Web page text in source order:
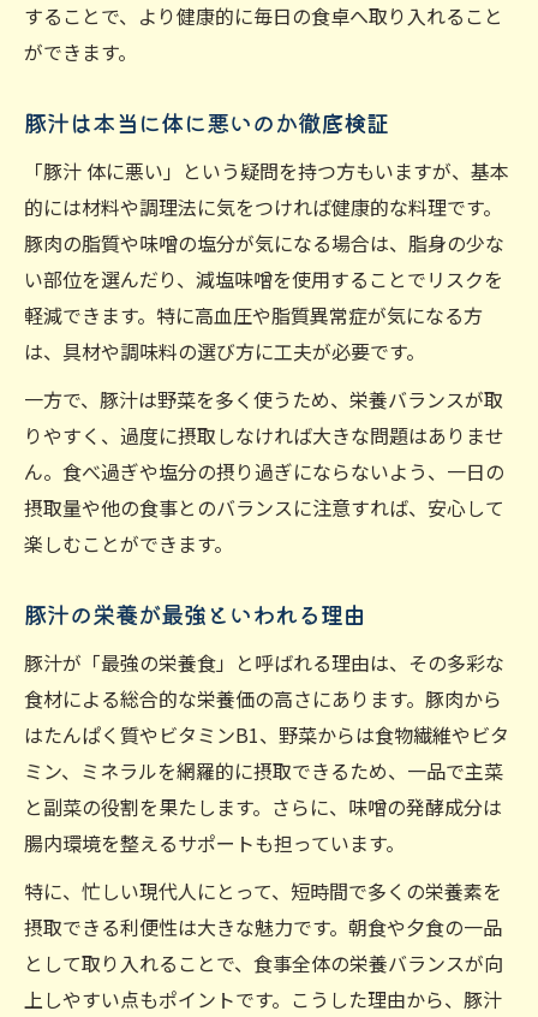
することで、より健康的に毎日の食卓へ取り入れること
ができます。
豚汁は本当に体に悪いのか徹底検証
「豚汁 体に悪い」という疑問を持つ方もいますが、基本
的には材料や調理法に気をつければ健康的な料理です。
豚肉の脂質や味噌の塩分が気になる場合は、脂身の少な
い部位を選んだり、減塩味噌を使用することでリスクを
軽減できます。特に高血圧や脂質異常症が気になる方
は、具材や調味料の選び方に工夫が必要です。
一方で、豚汁は野菜を多く使うため、栄養バランスが取
りやすく、過度に摂取しなければ大きな問題はありませ
ん。食べ過ぎや塩分の摂り過ぎにならないよう、一日の
摂取量や他の食事とのバランスに注意すれば、安心して
楽しむことができます。
豚汁の栄養が最強といわれる理由
豚汁が「最強の栄養食」と呼ばれる理由は、その多彩な
食材による総合的な栄養価の高さにあります。豚肉から
はたんぱく質やビタミンB1、野菜からは食物繊維やビタ
ミン、ミネラルを網羅的に摂取できるため、一品で主菜
と副菜の役割を果たします。さらに、味噌の発酵成分は
腸内環境を整えるサポートも担っています。
特に、忙しい現代人にとって、短時間で多くの栄養素を
摂取できる利便性は大きな魅力です。朝食や夕食の一品
として取り入れることで、食事全体の栄養バランスが向
上しやすい点もポイントです。こうした理由から、豚汁